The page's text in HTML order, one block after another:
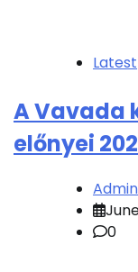
Latest
A Vavada
előnyei
Admin
0